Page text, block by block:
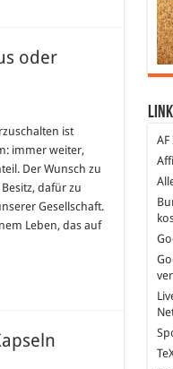
oder
ist
immer weiter,
Der Wunsch zu
dafür zu
Gesellschaft.
Leben, das auf